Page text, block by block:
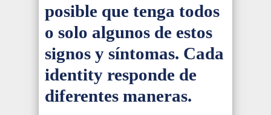
posible que tenga todos
o solo algunos de estos
signos y síntomas. Cada
identity responde de
diferentes maneras.